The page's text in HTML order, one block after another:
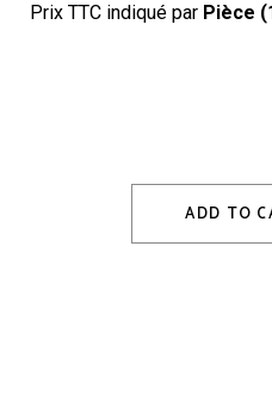
Prix TTC indiqué par Pièce
ADD TO